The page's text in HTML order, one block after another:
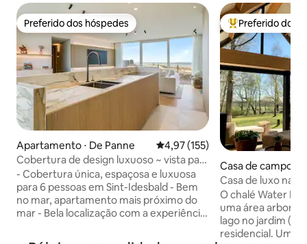
Preferido dos hóspedes
Preferido dos hóspedes
Apartamento ⋅ De Panne 4,97 de uma avaliação média de
4,97 (155)
Cobertura de design luxuoso ~ vista para
o mar e para as dunas
- Cobertura única, espaçosa e luxuosa
para 6 pessoas em Sint-Idesbald - Bem
no mar, apartamento mais próximo do
mar - Bela localização com a experiência
- Acesso direto à praia e dunas -
Entre os
Preferido dos
Casa de campo ⋅
Casa de luxo na
bem-estar junto a
O chalé Water
uma área
lago no jardim
residencial. Um